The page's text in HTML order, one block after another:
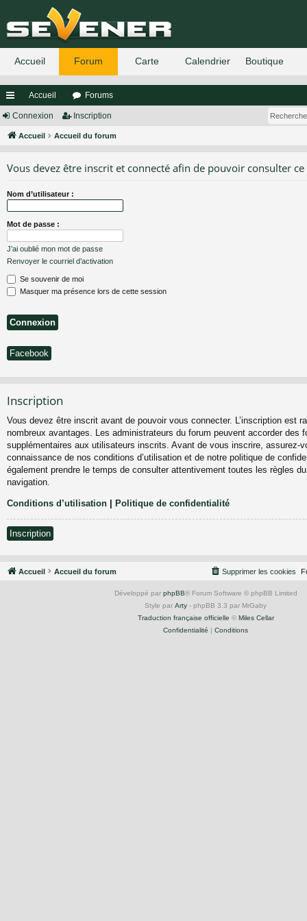
ac
co
s
Accueil Forums
Connexion Inscription
Accueil Accueil du forum
Vous devez être inscrit et connecté afin de pouvoir consulter
Nom d’utilisateur :
Mot de passe :
J’ai oublié mon mot de passe
Renvoyer le courriel d’activation
Se souvenir de moi
Masquer ma présence lors de cette session
Facebook
Inscription
Vous devez être inscrit avant de pouvoir vous connecter. L’inscription est
nombreux avantages. Les administrateurs du forum peuvent accorder des
supplémentaires aux utilisateurs inscrits. Avant de vous inscrire, assurez-
connaissance de nos conditions d’utilisation et de notre politique de
également prendre le temps de consulter attentivement toutes les règles
navigation.
Conditions d’utilisation | Politique de confidentialité
Inscription
Accueil Accueil du forum Supprimer les cookies
Développé par phpBB® Forum Software © phpBB Limited
Style par Arty - phpBB 3.3 par MrGaby
Traduction française officielle © Miles Cellar
Confidentialité | Conditions